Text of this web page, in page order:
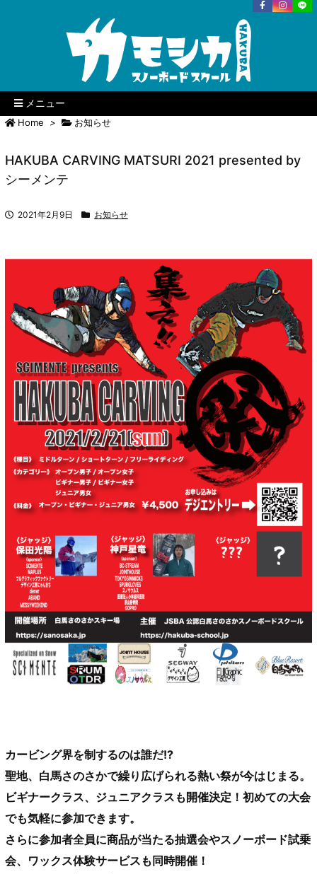
メニュー
Home > お知らせ
HAKUBA CARVING MATSURI 2021 presented by
シーメンテ
2021年2月9日 お知らせ
カービング界を制するのは誰だ!?
聖地、白馬さのさかで繰り広げられる熱い祭が今はじまる。
ビギナークラス、ジュニアクラスも開催決定！初めての大会
でも気軽に参加できます。
さらに参加者全員に商品が当たる抽選会やスノーボード試乗
会、ワックス体験サービスも同時開催！